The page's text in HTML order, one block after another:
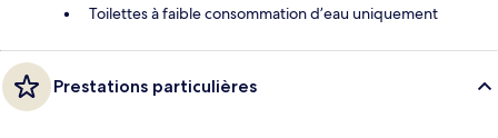
Toilettes à faible consommation d’eau uniquement
Prestations particulières